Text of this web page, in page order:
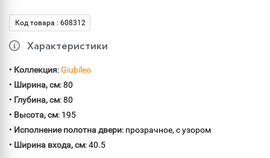
Код товара : 608312
Характеристики
• Коллекция:Giubileo
• Ширина, см: 80
• Глубина, см: 80
• Высота, см: 195
• Исполнение полотна двери: прозрачное, с узором
• Ширина входа, см: 40.5